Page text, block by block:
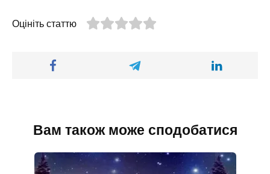
Оцініть статтю
Вам також може сподобатися